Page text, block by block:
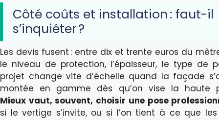
Côté coûts et installation : faut-il
s’inquiéter ?
Les devis fusent : entre dix et trente euros du
le niveau de protection, l’épaisseur, le type de
projet change vite d’échelle quand la façade
montée en gamme dès qu’on vise la haute
Mieux vaut, souvent, choisir une pose
si le vertige s’invite, ou si l’on tient à ce que